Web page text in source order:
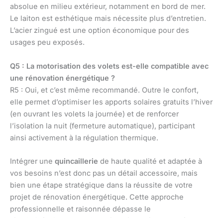
absolue en milieu extérieur, notamment en bord de mer.
Le laiton est esthétique mais nécessite plus d’entretien.
L’acier zingué est une option économique pour des
usages peu exposés.
Q5 : La motorisation des volets est-elle compatible avec
une rénovation énergétique ?
R5 : Oui, et c’est même recommandé. Outre le confort,
elle permet d’optimiser les apports solaires gratuits l’hiver
(en ouvrant les volets la journée) et de renforcer
l’isolation la nuit (fermeture automatique), participant
ainsi activement à la régulation thermique.
Intégrer une quincaillerie de haute qualité et adaptée à
vos besoins n’est donc pas un détail accessoire, mais
bien une étape stratégique dans la réussite de votre
projet de rénovation énergétique. Cette approche
professionnelle et raisonnée dépasse le